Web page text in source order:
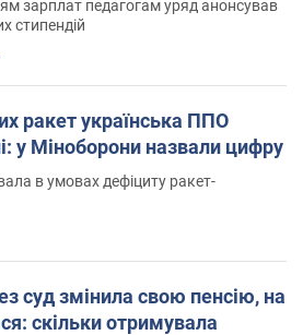
зарплат педагогам уряд анонсував
стипендій
ракет українська ППО
у Міноборони назвали цифру
в умовах дефіциту ракет-
суд змінила свою пенсію, на
скільки отримувала